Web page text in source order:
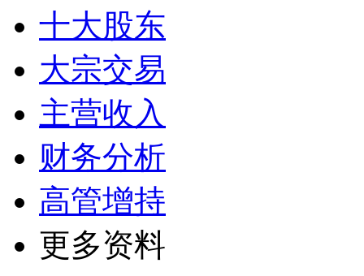
十大股东
大宗交易
主营收入
财务分析
高管增持
更多资料